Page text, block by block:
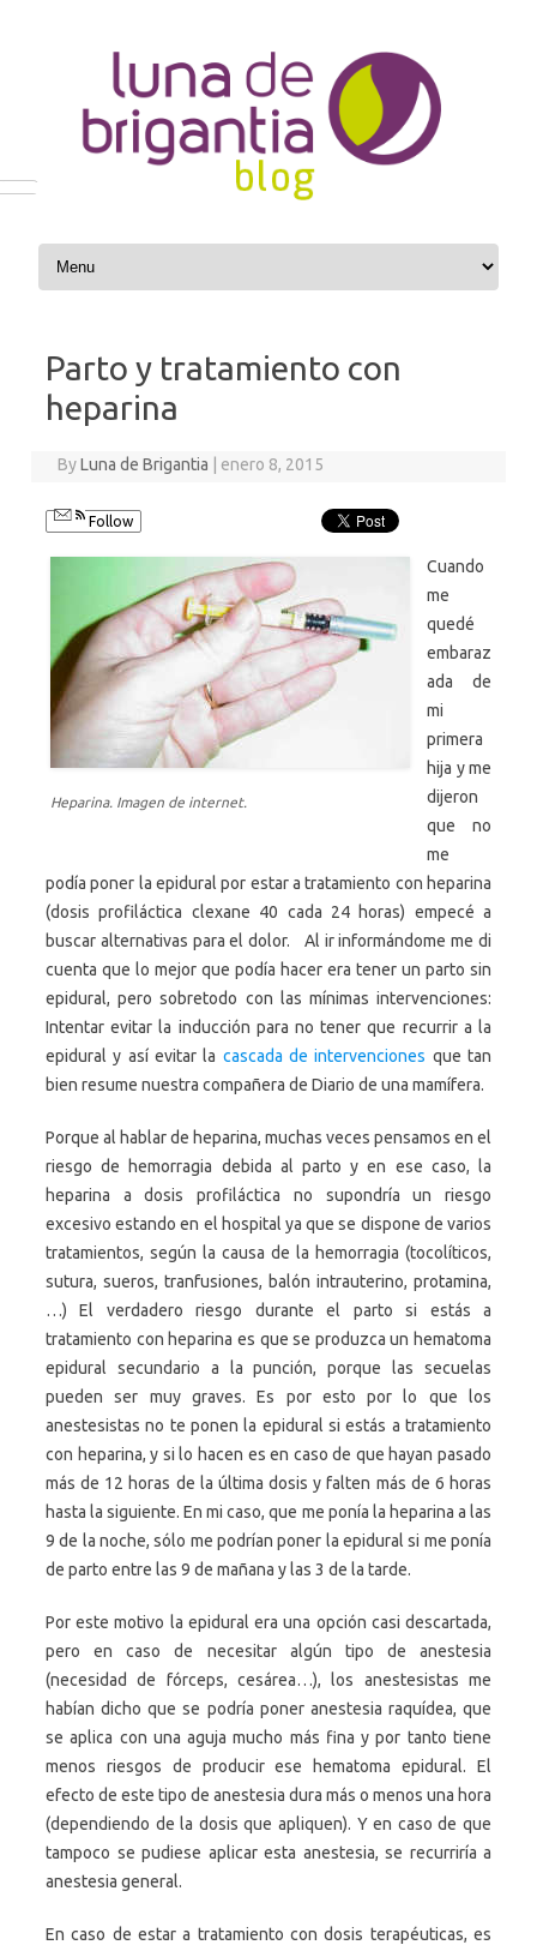
Skip to content
Parto y tratamiento con
heparina
ByLuna de Brigantia | enero 8, 2015
Follow
Heparina. Imagen de internet.
Cuando
me
quedé
embaraz
ada de
mi
primera
hija y me
dijeron
que no
me
podía poner la epidural por estar a tratamiento con heparina
(dosis profiláctica clexane 40 cada 24 horas) empecé a
buscar alternativas para el dolor. Al ir informándome me di
cuenta que lo mejor que podía hacer era tener un parto sin
epidural, pero sobretodo con las mínimas intervenciones:
Intentar evitar la inducción para no tener que recurrir a la
epidural y así evitar la cascada de intervenciones que tan
bien resume nuestra compañera de Diario de una mamífera.
Porque al hablar de heparina, muchas veces pensamos en el
riesgo de hemorragia debida al parto y en ese caso, la
heparina a dosis profiláctica no supondría un riesgo
excesivo estando en el hospital ya que se dispone de varios
tratamientos, según la causa de la hemorragia (tocolíticos,
sutura, sueros, tranfusiones, balón intrauterino, protamina,
…) El verdadero riesgo durante el parto si estás a
tratamiento con heparina es que se produzca un hematoma
epidural secundario a la punción, porque las secuelas
pueden ser muy graves. Es por esto por lo que los
anestesistas no te ponen la epidural si estás a tratamiento
con heparina, y si lo hacen es en caso de que hayan pasado
más de 12 horas de la última dosis y falten más de 6 horas
hasta la siguiente. En mi caso, que me ponía la heparina a las
9 de la noche, sólo me podrían poner la epidural si me ponía
de parto entre las 9 de mañana y las 3 de la tarde.
Por este motivo la epidural era una opción casi descartada,
pero en caso de necesitar algún tipo de anestesia
(necesidad de fórceps, cesárea…), los anestesistas me
habían dicho que se podría poner anestesia raquídea, que
se aplica con una aguja mucho más fina y por tanto tiene
menos riesgos de producir ese hematoma epidural. El
efecto de este tipo de anestesia dura más o menos una hora
(dependiendo de la dosis que apliquen). Y en caso de que
tampoco se pudiese aplicar esta anestesia, se recurriría a
anestesia general.
En caso de estar a tratamiento con dosis terapéuticas, es